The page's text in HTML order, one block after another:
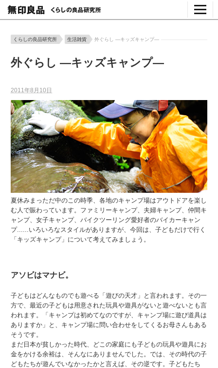
くらしの良品研究所 生活雑貨 外ぐらし ―キッズキャンプ―
外ぐらし ―キッズキャンプ―
2011年8月10日
夏休みまっただ中のこの時季、各地のキャンプ場はアウトドアを楽し
む人で賑わっています。ファミリーキャンプ、夫婦キャンプ、仲間キ
ャンプ、女子キャンプ、バイクツーリング愛好者のバイカーキャン
プ......いろいろなスタイルがありますが、今回は、子どもだけで行く
「キッズキャンプ」について考えてみましょう。
アソビはマナビ。
子どもはどんなものでも遊べる「遊びの天才」と言われます。その一
方で、最近の子どもは用意された玩具や遊具がないと遊べないとも言
われます。「キャンプは初めてなのですが、キャンプ場に遊び道具は
ありますか」と、キャンプ場に問い合わせをしてくるお母さんもある
そうです。
まだ日本が貧しかった時代、どこの家庭にも子どもの玩具や遊具にお
金をかける余裕は、そんなにありませんでした。では、その時代の子
どもたちが遊んでいなかったかと言えば、その逆です。子どもたち